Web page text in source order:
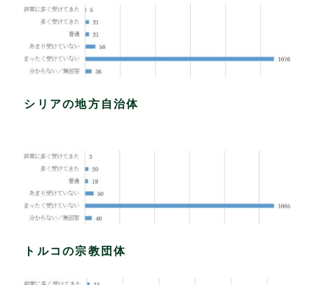
シリアの地方自治体
トルコの宗教団体